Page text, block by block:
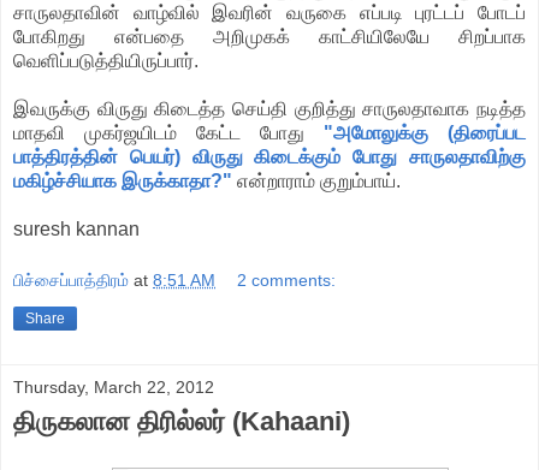
சாருலதாவின் வாழ்வில் இவரின் வருகை எப்படி புரட்டப் போடப்
போகிறது என்பதை அறிமுகக் காட்சியிலேயே சிறப்பாக
வெளிப்படுத்தியிருப்பார்.
இவருக்கு விருது கிடைத்த செய்தி குறித்து சாருலதாவாக நடித்த
மாதவி முகர்ஜயிடம் கேட்ட போது "அமோலுக்கு (திரைப்பட
பாத்திரத்தின் பெயர்) விருது கிடைக்கும் போது சாருலதாவிற்கு
மகிழ்ச்சியாக இருக்காதா?" என்றாராம் குறும்பாய்.
suresh kannan
பிச்சைப்பாத்திரம் at 8:51 AM 2 comments:
Share
Thursday, March 22, 2012
திருகலான திரில்லர் (Kahaani)